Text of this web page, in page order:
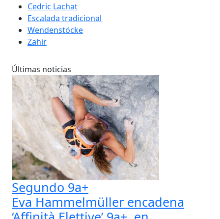
Cedric Lachat
Escalada tradicional
Wendenstöcke
Zahir
Últimas noticias
Segundo 9a+
Eva Hammelmüller encadena